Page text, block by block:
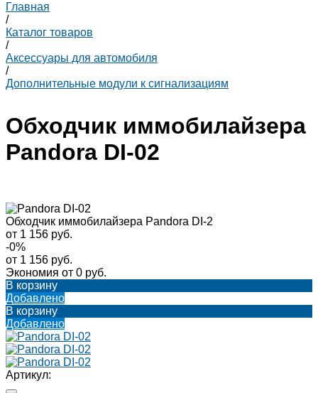
Главная
/
Каталог товаров
/
Аксессуары для автомобиля
/
Дополнительные модули к сигнализациям
Обходчик иммобилайзера
Pandora DI-02
Обходчик иммобилайзера Pandora DI-2
от 1 156 руб.
-0%
от 1 156 руб.
Экономия от 0 руб.
В корзину
Добавлено
В корзину
Добавлено
Артикул: